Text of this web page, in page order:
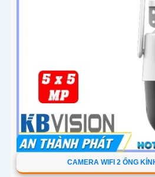
CAMERA WIFI 2 ỐNG